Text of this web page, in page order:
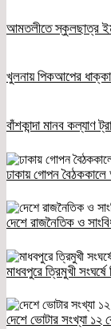
আমতলীতে স্কুলছাত্র
খুলনায় পিকআপের
বাঁশকান্দা মানব কল্যাণ
ঢাকায় গোপন
দেশে রাজনৈতিক ও
মাধবপুরে ত্রিমুখী
দেশে ভোটার সংখ্যা